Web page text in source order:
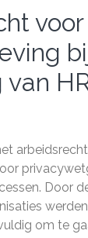
voor
Door
om te